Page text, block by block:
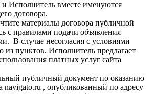
и Исполнитель вместе именуются
договора.
материалы договора публичной
с правилами подачи объявления
В случае несогласия с условиями
из пунктов, Исполнитель предлагает
платных услуг сайта
публичный документ по оказанию
navigato.ru , опубликованный по адресу